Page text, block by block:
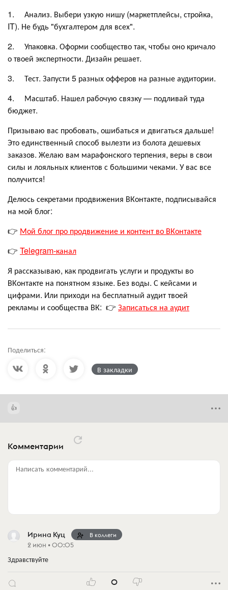
1. Анализ. Выбери узкую нишу (маркетплейсы, стройка,
IT). Не будь "бухгалтером для всех".
2. Упаковка. Оформи сообщество так, чтобы оно кричало
о твоей экспертности. Дизайн решает.
3. Тест. Запусти 5 разных офферов на разные аудитории.
4. Масштаб. Нашел рабочую связку — подливай туда
бюджет.
Призываю вас пробовать, ошибаться и двигаться дальше!
Это единственный способ вылезти из болота дешевых
заказов. Желаю вам марафонского терпения, веры в свои
силы и лояльных клиентов с большими чеками. У вас все
получится!
Делюсь секретами продвижения ВКонтакте, подписывайся
на мой блог:
👉 Мой блог про продвижение и контент во ВКонтакте
👉 Telegram-канал
Я рассказываю, как продвигать услуги и продукты во
ВКонтакте на понятном языке. Без воды. С кейсами и
цифрами. Или приходи на бесплатный аудит твоей
рекламы и сообщества ВК: 👉 Записаться на аудит
Поделиться:
В закладки
Комментарии
Написать комментарий...
Ирина Куц В коллеги
2 июн • 00:05
Здравствуйте
0